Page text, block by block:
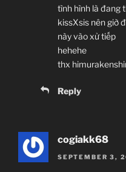
tình hình là đang
kissXsis nên giờ
này vào xử tiếp
hehehe
thx
Reply
cogiakk68
SEPTEMBER 3,